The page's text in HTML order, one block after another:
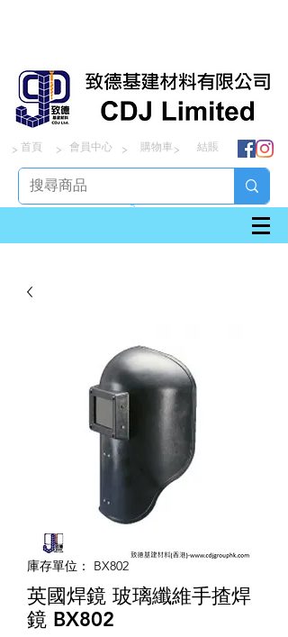
> > > >
首頁 會員中心 購物車 結賬
庫存單位： BX802
英國焊鏡 玻璃纖維手揸焊
鏡 BX802